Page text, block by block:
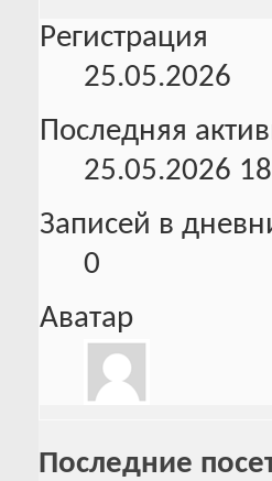
Регистрация
25.05.2026
Последняя
25.05.2026
Записей в
0
Аватар
Последние